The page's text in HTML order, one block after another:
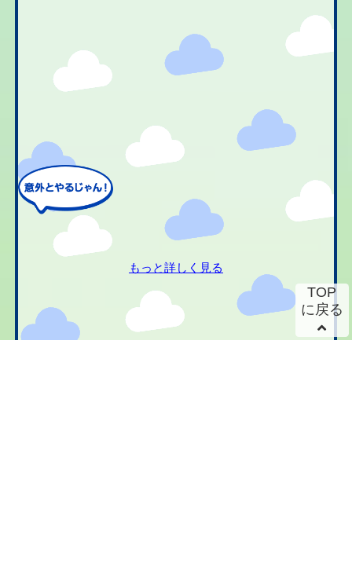
もっと詳しく見る
TOP
に戻る